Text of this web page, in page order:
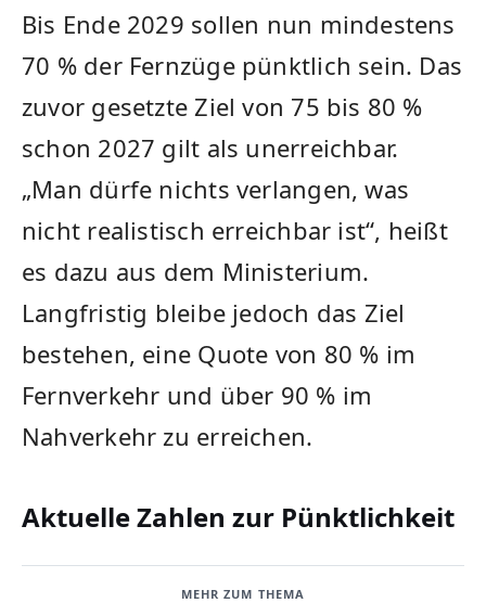
Bis Ende 2029 sollen nun mindestens
70 % der Fernzüge pünktlich sein. Das
zuvor gesetzte Ziel von 75 bis 80 %
schon 2027 gilt als unerreichbar.
„Man dürfe nichts verlangen, was
nicht realistisch erreichbar ist“, heißt
es dazu aus dem Ministerium.
Langfristig bleibe jedoch das Ziel
bestehen, eine Quote von 80 % im
Fernverkehr und über 90 % im
Nahverkehr zu erreichen.
Aktuelle Zahlen zur Pünktlichkeit
MEHR ZUM THEMA